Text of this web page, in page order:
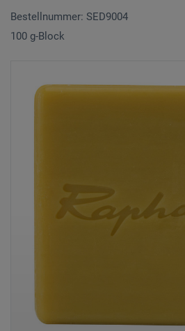
Bestellnummer: SED9004
100 g-Block